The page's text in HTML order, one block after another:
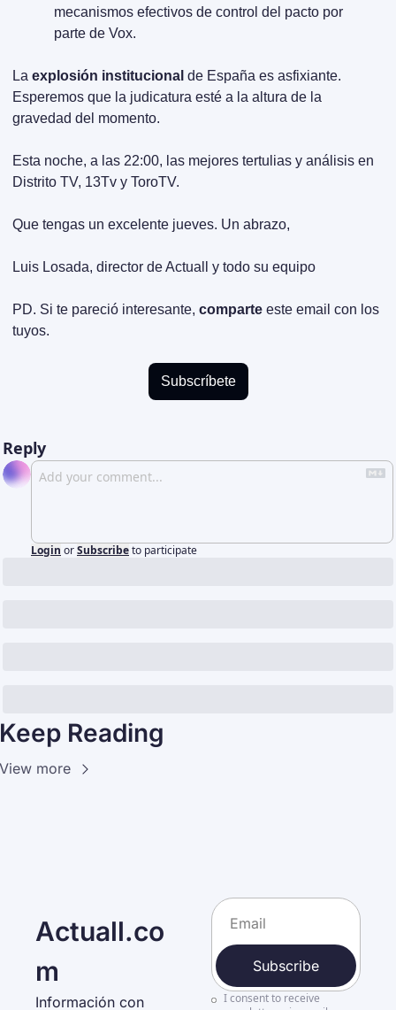
mecanismos efectivos de control del pacto por
parte de Vox.
La explosión institucional de España es asfixiante.
Esperemos que la judicatura esté a la altura de la
gravedad del momento.
Esta noche, a las 22:00, las mejores tertulias y análisis en
Distrito TV, 13Tv y ToroTV.
Que tengas un excelente jueves. Un abrazo,
Luis Losada, director de Actuall y todo su equipo
PD. Si te pareció interesante, comparte este email con los
tuyos.
Subscríbete
Reply
Login orSubscribeto participate
Keep Reading
View more
Actuall.co
m
Información con
Subscribe
I consent to receive